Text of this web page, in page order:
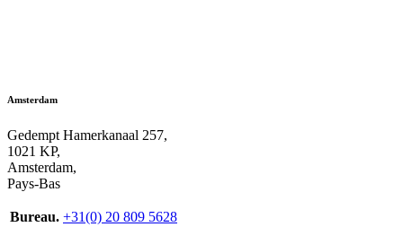
Amsterdam
Gedempt Hamerkanaal 257,
1021 KP,
Amsterdam,
Pays-Bas
Bureau. +31(0) 20 809 5628